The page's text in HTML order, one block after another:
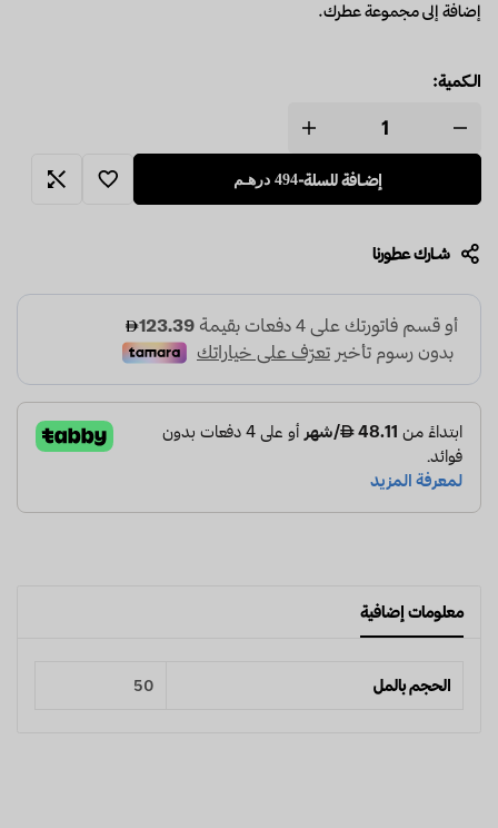
إضافة إلى مجموعة عطرك.
الـكمية:
إضـافة للسلة-
494 درهـم
شـارك عطـورنا
معلومات إضافية
الحجم بالمل 50